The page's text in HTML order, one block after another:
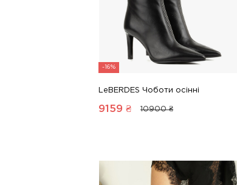
-16%
LeBERDES Чоботи осінні
9159 ₴ 10900 ₴